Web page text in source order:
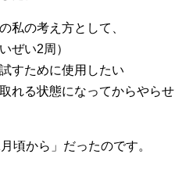
私の考え方として、
ぜい2周）
すために使用したい
れる状態になってからやら
頃から」だったのです。